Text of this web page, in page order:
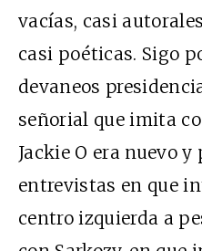
vacías, casi
casi poéticas. Sigo
devaneos
señorial que imita
Jackie O era nuevo y
entrevistas en que
centro izquierda a